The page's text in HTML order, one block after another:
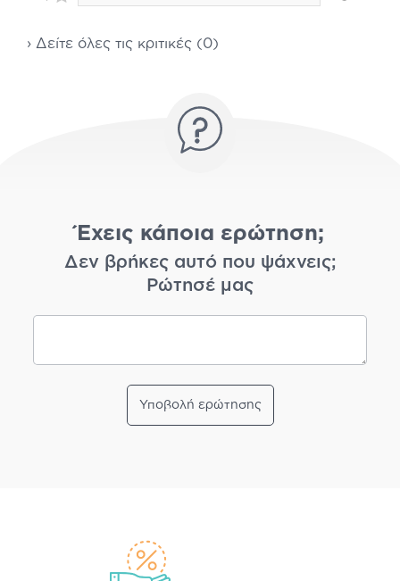
› Δείτε όλες τις κριτικές (0)
Έχεις κάποια ερώτηση;
Δεν βρήκες αυτό που ψάχνεις;
Ρώτησέ μας
Υποβολή ερώτησης